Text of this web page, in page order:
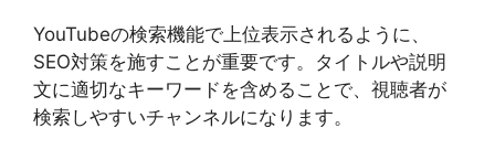
YouTubeの検索機能で上位表示されるように、
SEO対策を施すことが重要です。タイトルや説明
文に適切なキーワードを含めることで、視聴者が
検索しやすいチャンネルになります。